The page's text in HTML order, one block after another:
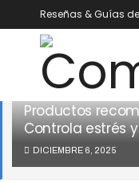
ÚLTIMOS TENDENCIA
Productos
Controla estrés
DICIEMBRE 6, 2025
Reseñas & Guías